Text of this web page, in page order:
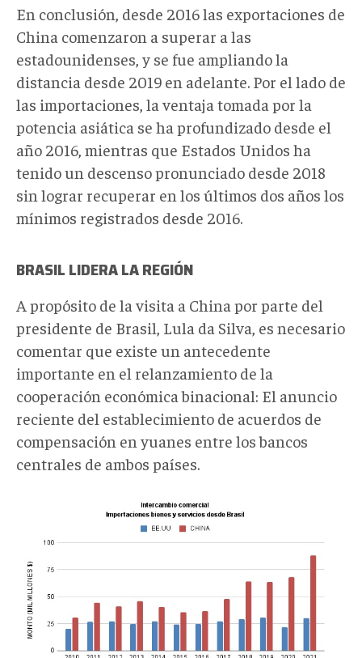
En conclusión, desde 2016 las exportaciones de
China comenzaron a superar a las
estadounidenses, y se fue ampliando la
distancia desde 2019 en adelante. Por el lado de
las importaciones, la ventaja tomada por la
potencia asiática se ha profundizado desde el
año 2016, mientras que Estados Unidos ha
tenido un descenso pronunciado desde 2018
sin lograr recuperar en los últimos dos años los
mínimos registrados desde 2016.
BRASIL LIDERA LA REGIÓN
A propósito de la visita a China por parte del
presidente de Brasil, Lula da Silva, es necesario
comentar que existe un antecedente
importante en el relanzamiento de la
cooperación económica binacional: El anuncio
reciente del establecimiento de acuerdos de
compensación en yuanes entre los bancos
centrales de ambos países.